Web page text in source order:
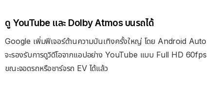
ดู YouTube และ Dolby Atmos บนรถได้
Google เพิ่มฟีเจอร์ด้านความบันเทิงครั้งใหญ่ โดย Android Auto
จะรองรับการดูวิดีโอจากแอปอย่าง YouTube แบบ Full HD 60fps
ขณะจอดรถหรือชาร์จรถ EV ได้แล้ว